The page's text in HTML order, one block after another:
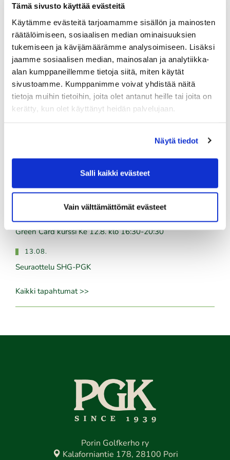
Tämä sivusto käyttää evästeitä
Käytämme evästeitä tarjoamamme sisällön ja mainosten
räätälöimiseen, sosiaalisen median ominaisuuksien
tukemiseen ja kävijämäärämme analysoimiseen. Lisäksi
jaamme sosiaalisen median, mainosalan ja analytiikka-
alan kumppaneillemme tietoja siitä, miten käytät
sivustoamme. Kumppanimme voivat yhdistää näitä
tietoja muihin tietoihin, joita olet antanut heille tai joita on
kerätty, kun olet käyttänyt heidän palvelujaan.
Näytä tiedot
Salli kaikki evästeet
Vain välttämättömät evästeet
Tule töihin Kalafornian asiakaspalveluun
03.08.
Golfshop Open 27r
Tulevat tapahtumat
10.08.
Pariskuntagolf 5/7
Green Card kurssi Ke 12.8. klo 16:30-20:30
13.08.
Seuraottelu SHG-PGK
Kaikki tapahtumat >>
Porin Golfkerho ry
Kalaforniantie 178, 28100 Pori